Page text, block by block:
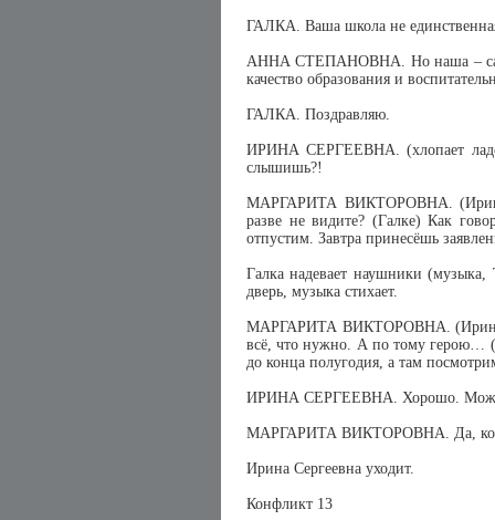
ГАЛКА. Ваша школа не
АННА СТЕПАНОВНА. Но наша –
качество образования и
ГАЛКА. Поздравляю.
ИРИНА СЕРГЕЕВНА. (хлопает
слышишь?!
МАРГАРИТА ВИКТОРОВНА. (Ирине
разве не видите? (Галке) Как
отпустим. Завтра принесёшь
Галка надевает наушники (музыка,
дверь, музыка стихает.
МАРГАРИТА ВИКТОРОВНА. (Ирине
всё, что нужно. А по тому герою…
до конца полугодия, а там
ИРИНА СЕРГЕЕВНА. Хорошо.
МАРГАРИТА ВИКТОРОВНА. Да,
Ирина Сергеевна уходит.
Конфликт 13